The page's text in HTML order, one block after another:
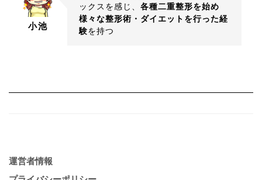
小池
ックスを感じ、 各種二重整形を始め
様々な整形術・ダイエットを行った経
験を持つ
運営者情報